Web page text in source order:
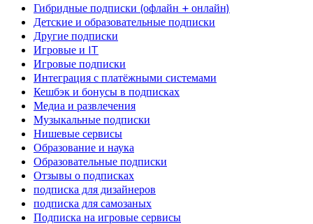
Гибридные подписки (офлайн + онлайн)
Детские и образовательные подписки
Другие подписки
Игровые и IT
Игровые подписки
Интеграция с платёжными системами
Кешбэк и бонусы в подписках
Медиа и развлечения
Музыкальные подписки
Нишевые сервисы
Образование и наука
Образовательные подписки
Отзывы о подписках
подписка для дизайнеров
подписка для самозаных
Подписка на игровые сервисы